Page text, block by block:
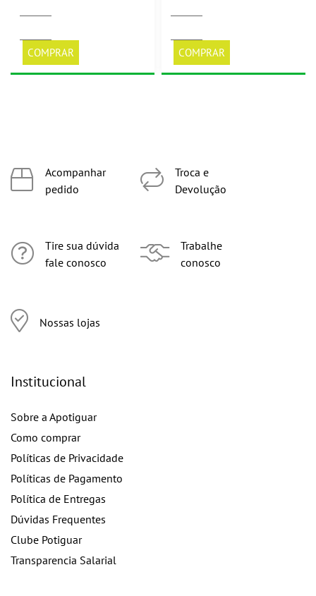
COMPRAR COMPRAR
Acompanhar
pedido
Tire sua dúvida
fale conosco
Nossas lojas
Troca e
Devolução
Trabalhe
conosco
Institucional
Sobre a Apotiguar
Como comprar
Políticas de Privacidade
Políticas de Pagamento
Política de Entregas
Dúvidas Frequentes
Clube Potiguar
Transparencia Salarial